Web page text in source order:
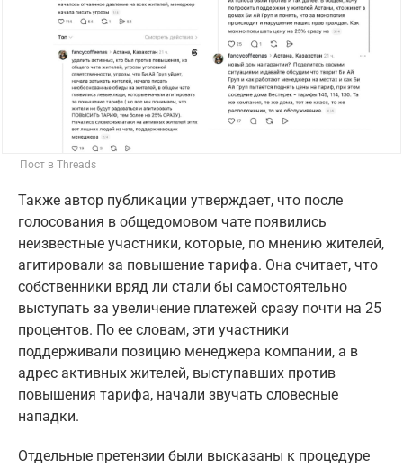
Пост в Threads
Также автор публикации утверждает, что после
голосования в общедомовом чате появились
неизвестные участники, которые, по мнению жителей,
агитировали за повышение тарифа. Она считает, что
собственники вряд ли стали бы самостоятельно
выступать за увеличение платежей сразу почти на 25
процентов. По ее словам, эти участники
поддерживали позицию менеджера компании, а в
адрес активных жителей, выступавших против
повышения тарифа, начали звучать словесные
нападки.
Отдельные претензии были высказаны к процедуре